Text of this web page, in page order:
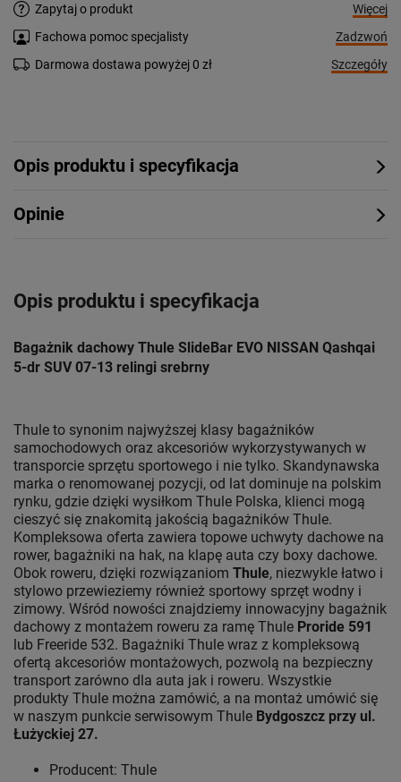
Zapytaj o produkt
Więcej
Fachowa pomoc specjalisty
Zadzwoń
Darmowa dostawa powyżej 0 zł
Szczegóły
Opis produktu i specyfikacja
Opinie
Opis produktu i specyfikacja
Bagażnik dachowy Thule SlideBar EVO NISSAN Qashqai
5-dr SUV 07-13 relingi srebrny
Thule to synonim najwyższej klasy bagażników
samochodowych oraz akcesoriów wykorzystywanych w
transporcie sprzętu sportowego i nie tylko. Skandynawska
marka o renomowanej pozycji, od lat dominuje na polskim
rynku, gdzie dzięki wysiłkom Thule Polska, klienci mogą
cieszyć się znakomitą jakością bagażników Thule.
Kompleksowa oferta zawiera topowe uchwyty dachowe na
rower, bagażniki na hak, na klapę auta czy boxy dachowe.
Obok roweru, dzięki rozwiązaniom Thule, niezwykle łatwo i
stylowo przewieziemy również sportowy sprzęt wodny i
zimowy. Wśród nowości znajdziemy innowacyjny bagażnik
dachowy z montażem roweru za ramę Thule Proride 591
lub Freeride 532. Bagażniki Thule wraz z kompleksową
ofertą akcesoriów montażowych, pozwolą na bezpieczny
transport zarówno dla auta jak i roweru. Wszystkie
produkty Thule można zamówić, a na montaż umówić się
w naszym punkcie serwisowym Thule Bydgoszcz przy ul.
Łużyckiej 27.
Producent: Thule